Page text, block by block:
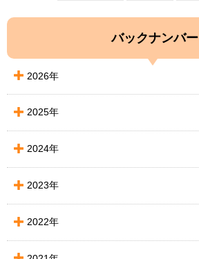
バックナンバー
2026年
2025年
2024年
2023年
2022年